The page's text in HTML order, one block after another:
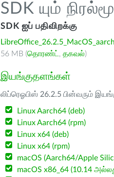
SDK யும்
SDK ஐப் பதிவிறக்கு
56 MB (தொரண்ட் , தகவல்)
இயங்குதளங்கள்
லிப்ரெஓபிஸ் 26.2.5 பின்வரும்
Linux Aarch64 (deb)
Linux Aarch64 (rpm)
Linux x64 (deb)
Linux x64 (rpm)
macOS (Aarch64/Apple
macOS x86_64 (10.14